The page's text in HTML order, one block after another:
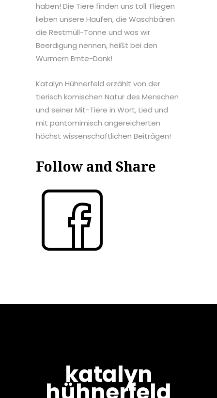
haben! Die Tiere finden uns toll. Fliegen
lieben unsere Haufen, die Waschbären
die Restmüll-Tonne und was wir
Beerdigung nennen, heißt bei den
Würmern Ernte-Dank!
Katalyn Hühnerfeld erzählt von der
tierisch komischen Natur des Menschen
und seiner Mit-Tiere in Wort, Lied und
mit pantomimisch angereicherten
höchst wissenschaftlichen Beiträgen!
Follow and Share
katalyn